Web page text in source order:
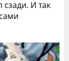
И так